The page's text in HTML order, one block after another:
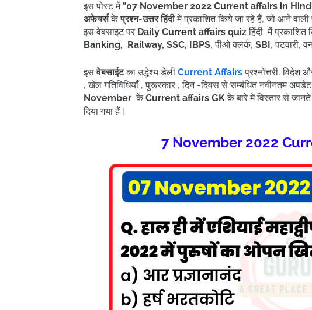
इस पोस्ट में"07 November 2022 Current affairs in
अफेयर्सकेप्रश्न-उत्तर हिंदीमें प्रकाशित किये जा रहे हैं, जो आने वाली
इस वेबसाइट पर Daily Current affairs quiz हिंदी में प्रकाशित
Banking, Railway, SSC, IBPS, पीओ क्लर्क, SBI, पटवारी,
इसवेबसाईटका उद्धेश्य डेली Current Affairsप्रश्नोत्तरी, विदेश
, खेल गतिविधियाँ , पुरूस्कार , दिन -दिवस से सम्बंधित नवीनतम
November के Current affairs GK के बारे में विस्तार से
दिया गया हैं।
7 November 2022